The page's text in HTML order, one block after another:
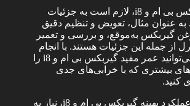
در هنگام تعمیر گیربکس بی ام و i8، لازم است به جزئیات
عنوان مثال، تعویض و تنظیم دقیق
گیربکس به‌موقع، و بررسی و تعمیر
از جمله این جزئیات هستند. با انجام
این اقدامات ساده، می‌توانید عمر مفید گیربکس بی ام و i8 را
بیشتری که با خرابی‌های جدی
کنید.
همچنین، برای حفظ عملکرد بهینه گیربکس بی ام و i8، نیاز به